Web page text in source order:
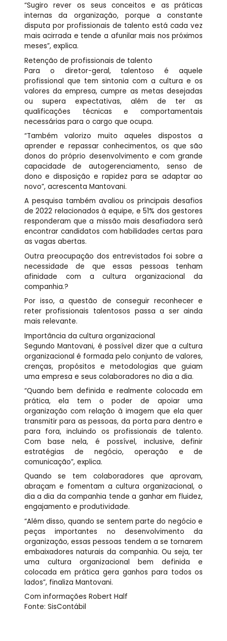
“Sugiro rever os seus conceitos e as práticas
internas da organização, porque a constante
disputa por profissionais de talento está cada vez
mais acirrada e tende a afunilar mais nos próximos
meses”, explica.
Retenção de profissionais de talento
Para o diretor-geral, talentoso é aquele
profissional que tem sintonia com a cultura e os
valores da empresa, cumpre as metas desejadas
ou supera expectativas, além de ter as
qualificações técnicas e comportamentais
necessárias para o cargo que ocupa.
“Também valorizo muito aqueles dispostos a
aprender e repassar conhecimentos, os que são
donos do próprio desenvolvimento e com grande
capacidade de autogerenciamento, senso de
dono e disposição e rapidez para se adaptar ao
novo”, acrescenta Mantovani.
A pesquisa também avaliou os principais desafios
de 2022 relacionados à equipe, e 51% dos gestores
responderam que a missão mais desafiadora será
encontrar candidatos com habilidades certas para
as vagas abertas.
Outra preocupação dos entrevistados foi sobre a
necessidade de que essas pessoas tenham
afinidade com a cultura organizacional da
companhia.?
Por isso, a questão de conseguir reconhecer e
reter profissionais talentosos passa a ser ainda
mais relevante.
Importância da cultura organizacional
Segundo Mantovani, é possível dizer que a cultura
organizacional é formada pelo conjunto de valores,
crenças, propósitos e metodologias que guiam
uma empresa e seus colaboradores no dia a dia.
“Quando bem definida e realmente colocada em
prática, ela tem o poder de apoiar uma
organização com relação à imagem que ela quer
transmitir para as pessoas, da porta para dentro e
para fora, incluindo os profissionais de talento.
Com base nela, é possível, inclusive, definir
estratégias de negócio, operação e de
comunicação”, explica.
Quando se tem colaboradores que aprovam,
abraçam e fomentam a cultura organizacional, o
dia a dia da companhia tende a ganhar em fluidez,
engajamento e produtividade.
“Além disso, quando se sentem parte do negócio e
peças importantes no desenvolvimento da
organização, essas pessoas tendem a se tornarem
embaixadores naturais da companhia. Ou seja, ter
uma cultura organizacional bem definida e
colocada em prática gera ganhos para todos os
lados”, finaliza Mantovani.
Com informações Robert Half
Fonte: SisContábil